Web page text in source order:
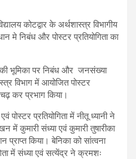
कोटद्वार के अर्थशास्त्र विभागीय
मे निबंध और पोस्टर प्रतियोगिता का
की भूमिका पर निबंध और जनसंख्या
विभाग में आयोजित पोस्टर
कर प्रभाग किया।
पोस्टर प्रतियोगिता में नीतू ध्यानी ने
में कुमारी संध्या एवं कुमारी तुषारीका
प्राप्त किया। बेनिका को सांत्वना
में संध्या एवं सत्येंद्र ने क्रमशः